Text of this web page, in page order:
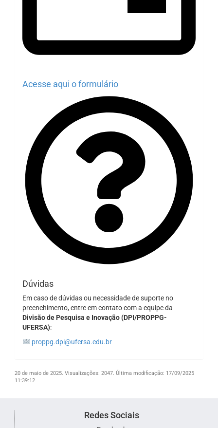
Acesse aqui o formulário
Dúvidas
Em caso de dúvidas ou necessidade de suporte no
preenchimento, entre em contato com a equipe da
Divisão de Pesquisa e Inovação (DPI/PROPPG-
UFERSA):
proppg.dpi@ufersa.edu.br
20 de maio de 2025. Visualizações: 2047. Última modificação: 17/09/2025
11:39:12
Redes Sociais